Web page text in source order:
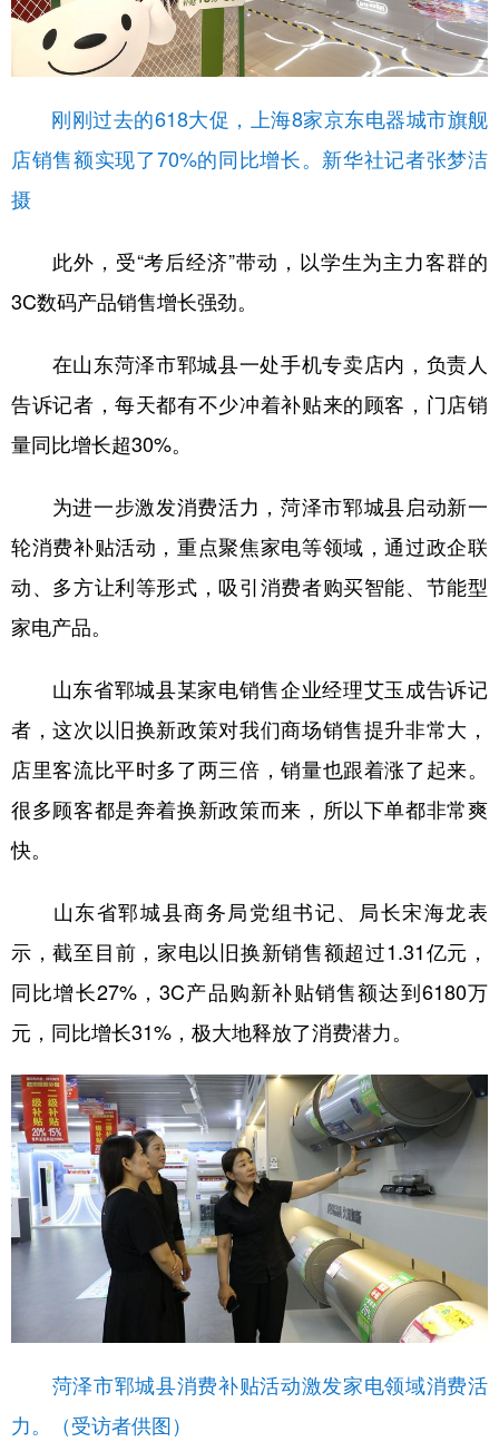
刚刚过去的618大促，上海8家京东电器城市旗舰
店销售额实现了70%的同比增长。新华社记者张梦洁
摄
此外，受“考后经济”带动，以学生为主力客群的
3C数码产品销售增长强劲。
在山东菏泽市郓城县一处手机专卖店内，负责人
告诉记者，每天都有不少冲着补贴来的顾客，门店销
量同比增长超30%。
为进一步激发消费活力，菏泽市郓城县启动新一
轮消费补贴活动，重点聚焦家电等领域，通过政企联
动、多方让利等形式，吸引消费者购买智能、节能型
家电产品。
山东省郓城县某家电销售企业经理艾玉成告诉记
者，这次以旧换新政策对我们商场销售提升非常大，
店里客流比平时多了两三倍，销量也跟着涨了起来。
很多顾客都是奔着换新政策而来，所以下单都非常爽
快。
山东省郓城县商务局党组书记、局长宋海龙表
示，截至目前，家电以旧换新销售额超过1.31亿元，
同比增长27%，3C产品购新补贴销售额达到6180万
元，同比增长31%，极大地释放了消费潜力。
菏泽市郓城县消费补贴活动激发家电领域消费活
力。（受访者供图）